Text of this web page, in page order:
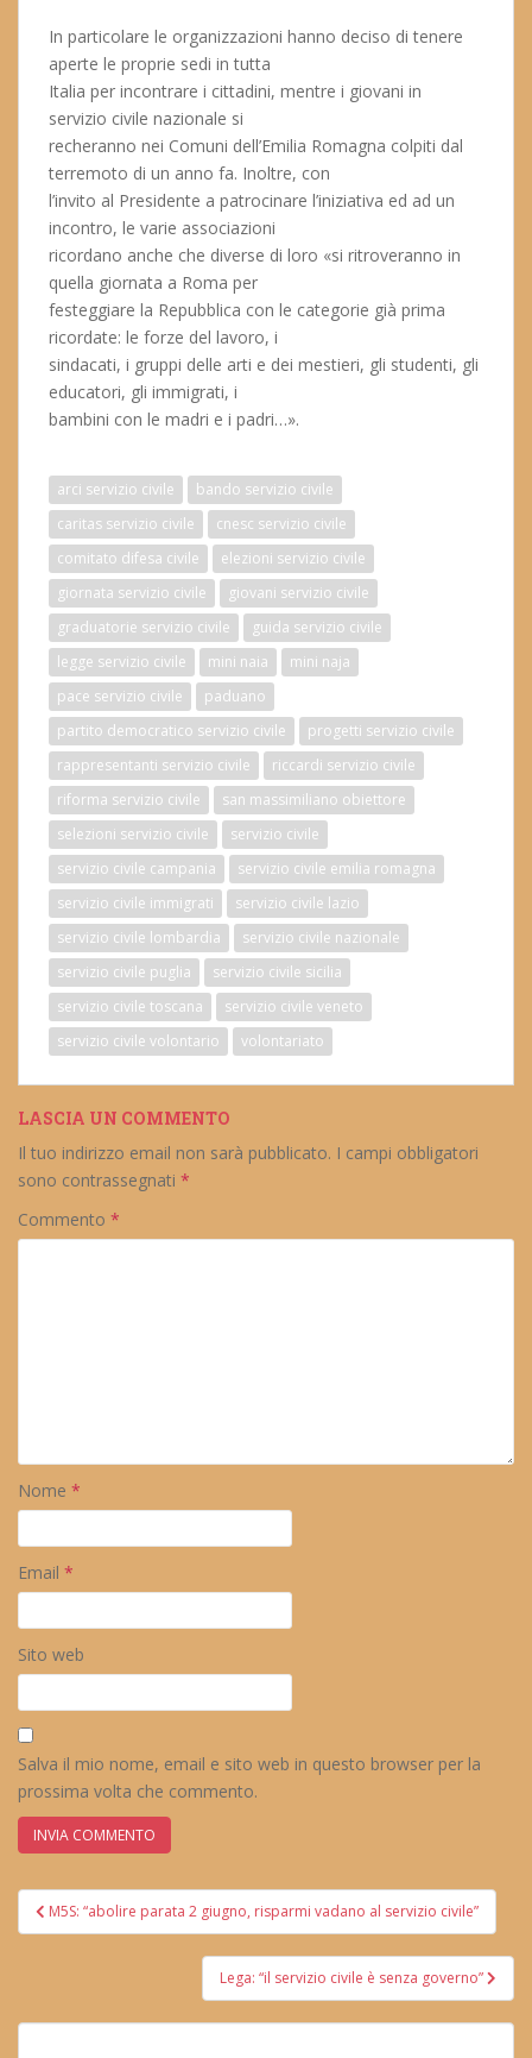
In particolare le organizzazioni hanno deciso di tenere
aperte le proprie sedi in tutta
Italia per incontrare i cittadini, mentre i giovani in
servizio civile nazionale si
recheranno nei Comuni dell’Emilia Romagna colpiti dal
terremoto di un anno fa. Inoltre, con
l’invito al Presidente a patrocinare l’iniziativa ed ad un
incontro, le varie associazioni
ricordano anche che diverse di loro «si ritroveranno in
quella giornata a Roma per
festeggiare la Repubblica con le categorie già prima
ricordate: le forze del lavoro, i
sindacati, i gruppi delle arti e dei mestieri, gli studenti, gli
educatori, gli immigrati, i
bambini con le madri e i padri…».
arci servizio civile
bando servizio civile
caritas servizio civile
cnesc servizio civile
comitato difesa civile
elezioni servizio civile
giornata servizio civile
giovani servizio civile
graduatorie servizio civile
guida servizio civile
legge servizio civile
mini naia
mini naja
pace servizio civile
paduano
partito democratico servizio civile
progetti servizio civile
rappresentanti servizio civile
riccardi servizio civile
riforma servizio civile
san massimiliano obiettore
selezioni servizio civile
servizio civile
servizio civile campania
servizio civile emilia romagna
servizio civile immigrati
servizio civile lazio
servizio civile lombardia
servizio civile nazionale
servizio civile puglia
servizio civile sicilia
servizio civile toscana
servizio civile veneto
servizio civile volontario
volontariato
LASCIA UN COMMENTO
Il tuo indirizzo email non sarà pubblicato. I campi obbligatori
sono contrassegnati *
Commento *
Nome *
Email *
Sito web
Salva il mio nome, email e sito web in questo browser per la
prossima volta che commento.
Navigazione
articoli
M5S: “abolire parata 2 giugno, risparmi vadano al servizio civile”
Lega: “il servizio civile è senza governo”